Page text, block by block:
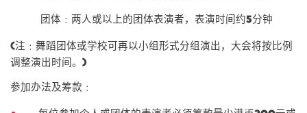
团体﹕两人或以上的团体表演者，表演时间约5分钟
(注﹕舞蹈团体或学校可再以小组形式分组演出，大会将按比例
调整演出时间。)
参加办法及筹款﹕